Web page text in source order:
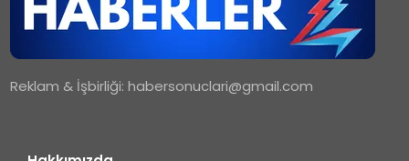
Reklam & İşbirliği:habersonuclari@gmail.com